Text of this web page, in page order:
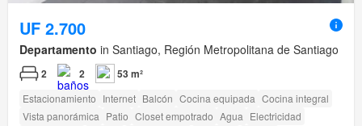
UF 2.700
Departamento in Santiago, Región Metropolitana de Santiago
2 2 53 m²
Estacionamiento Internet Balcón Cocina equipada Cocina integral
Vista panorámica Patio Closet empotrado Agua Electricidad